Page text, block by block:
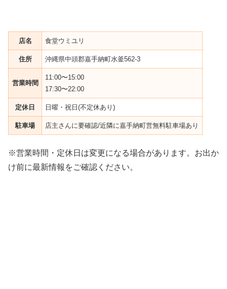
店名 食堂ウミユリ
住所 沖縄県中頭郡嘉手納町水釜562-3
営業時間
11:00〜15:00
17:30〜22:00
定休日 日曜・祝日(不定休あり)
駐車場 店主さんに要確認/近隣に嘉手納町営無料駐車場あり
※営業時間・定休日は変更になる場合があります。お出か
け前に最新情報をご確認ください。